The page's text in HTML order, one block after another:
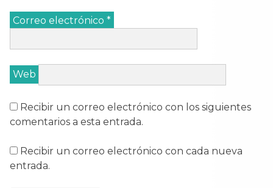
Correo electrónico *
Web
Recibir un correo electrónico con los siguientes
comentarios a esta entrada.
Recibir un correo electrónico con cada nueva
entrada.